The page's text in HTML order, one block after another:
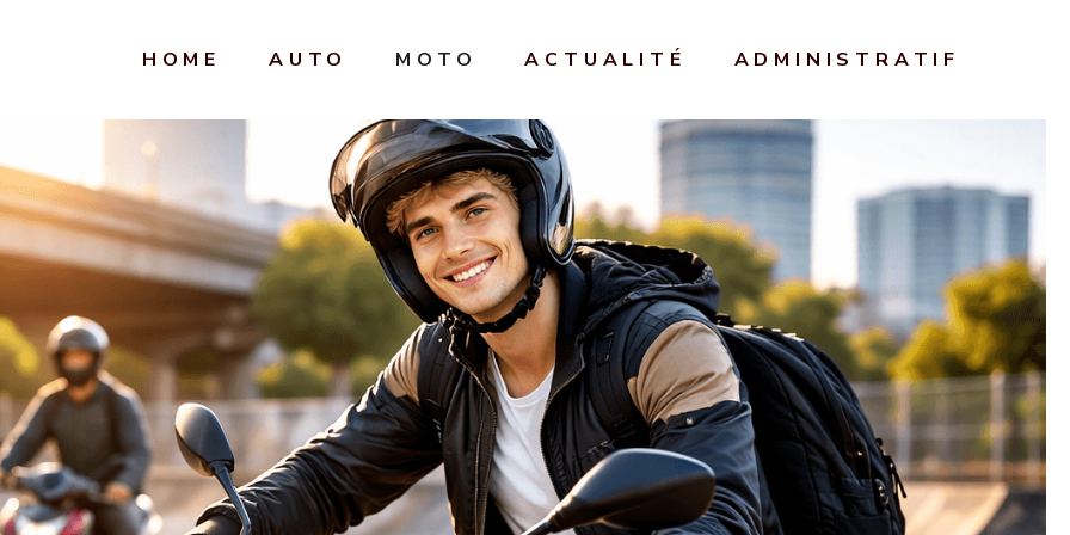
HOME AUTO MOTO ACTUALITÉ ADMINISTRATIF